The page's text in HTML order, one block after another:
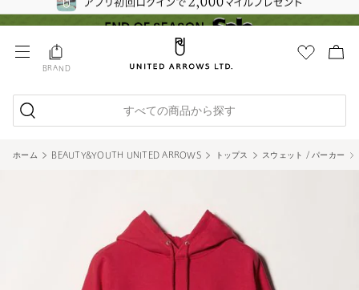
BRAND
すべての商品から探す
ホーム BEAUTY&YOUTH UNITED ARROWS トップス スウェット / パーカー